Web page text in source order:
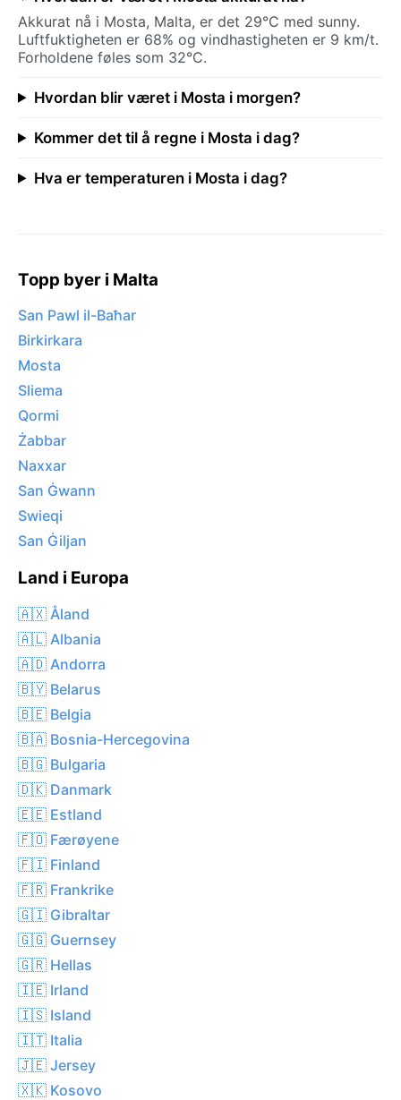
Akkurat nå i Mosta, Malta, er det 29°C med sunny.
Luftfuktigheten er 68% og vindhastigheten er 9 km/t.
Forholdene føles som 32°C.
Hvordan blir været i Mosta i morgen?
Kommer det til å regne i Mosta i dag?
Hva er temperaturen i Mosta i dag?
Topp byer i Malta
San Pawl il-Baħar
Birkirkara
Mosta
Sliema
Qormi
Żabbar
Naxxar
San Ġwann
Swieqi
San Ġiljan
Land i Europa
🇦🇽 Åland
🇦🇱 Albania
🇦🇩 Andorra
🇧🇾 Belarus
🇧🇪 Belgia
🇧🇦 Bosnia-Hercegovina
🇧🇬 Bulgaria
🇩🇰 Danmark
🇪🇪 Estland
🇫🇴 Færøyene
🇫🇮 Finland
🇫🇷 Frankrike
🇬🇮 Gibraltar
🇬🇬 Guernsey
🇬🇷 Hellas
🇮🇪 Irland
🇮🇸 Island
🇮🇹 Italia
🇯🇪 Jersey
🇽🇰 Kosovo